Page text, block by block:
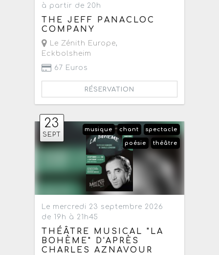
à partir de 20h
THE JEFF PANACLOC
COMPANY
Le Zénith Europe,
Eckbolsheim
67 Euros
RÉSERVATION
23
SEPT
spectacle
chant
musique
théâtre
poésie
Le mercredi 23 septembre 2026
de 19h à 21h45
THÉÂTRE MUSICAL "LA
BOHÈME" D'APRÈS
CHARLES AZNAVOUR